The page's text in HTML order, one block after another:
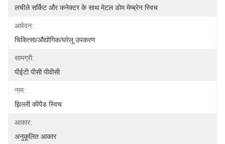
लचीले सर्किट और कनेक्टर के साथ मेटल डोम मेम्ब्रेन स्विच
आवेदन:
चिकित्सा/औद्योगिक/घरेलू उपकरण
सामग्री:
पीईटी पीसी पीवीसी
नाम:
झिल्ली कीपैड स्विच
आकार:
अनुकूलित आकार